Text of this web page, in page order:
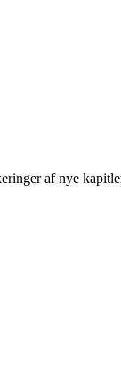
af nye